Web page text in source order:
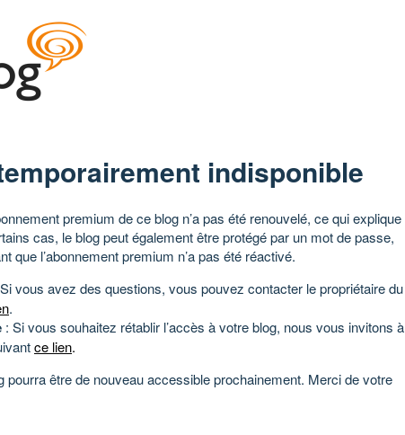
indisponible
premium de ce blog n’a pas été renouvelé, ce qui explique
cas, le blog peut également être protégé par un mot de passe,
que l’abonnement premium n’a pas été réactivé.
vous avez des questions, vous pouvez contacter le propriétaire du
.
: Si vous souhaitez rétablir l’accès à votre blog, nous vous invitons à
ce lien.
pourra être de nouveau accessible prochainement. Merci de votre